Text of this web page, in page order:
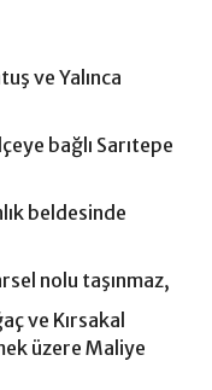
ve Yalınca
bağlı Sarıtepe
beldesinde
nolu taşınmaz,
ve Kırsakal
üzere Maliye